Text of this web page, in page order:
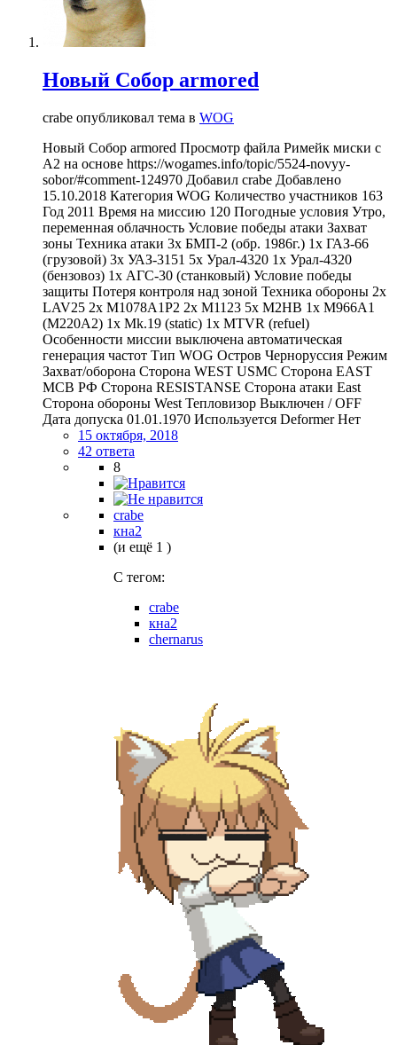
Новый Собор armored
crabe опубликовал тема в WOG
Новый Собор armored Просмотр файла Римейк миски с
А2 на основе https://wogames.info/topic/5524-novyy-
sobor/#comment-124970 Добавил crabe Добавлено
15.10.2018 Категория WOG Количество участников 163
Год 2011 Время на миссию 120 Погодные условия Утро,
переменная облачность Условие победы атаки Захват
зоны Техника атаки 3x БМП-2 (обр. 1986г.) 1x ГАЗ-66
(грузовой) 3х УАЗ-3151 5х Урал-4320 1х Урал-4320
(бензовоз) 1х АГС-30 (станковый) Условие победы
защиты Потеря контроля над зоной Техника обороны 2x
LAV25 2x M1078A1P2 2x M1123 5x M2HB 1x M966A1
(M220A2) 1x Mk.19 (static) 1x MTVR (refuel)
Особенности миссии выключена автоматическая
генерация частот Тип WOG Остров Черноруссия Режим
Захват/оборона Сторона WEST USMC Сторона EAST
МСВ РФ Сторона RESISTANSE Сторона атаки East
Сторона обороны West Тепловизор Выключен / OFF
Дата допуска 01.01.1970 Используется Deformer Нет
15 октября, 2018
42 ответа
8
crabe
кна2
(и ещё 1 )
C тегом:
crabe
кна2
chernarus